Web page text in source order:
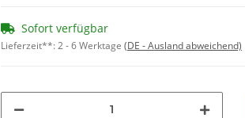
Sofort verfügbar
Lieferzeit**:2 - 6 Werktage (DE - Ausland abweichend)